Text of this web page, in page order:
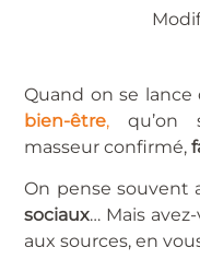
Quand on se lance
bien-être, qu’on
masseur confirmé,
On pense souvent
sociaux… Mais
aux sources, en